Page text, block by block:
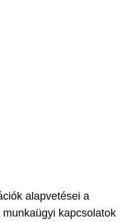
alapvetései a
kapcsolatok